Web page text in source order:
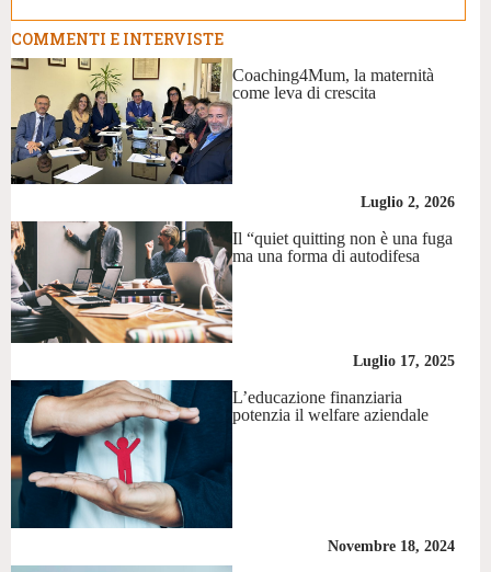
COMMENTI E INTERVISTE
Coaching4Mum, la maternità
come leva di crescita
Luglio 2, 2026
Il “quiet quitting non è una fuga
ma una forma di autodifesa
Luglio 17, 2025
L’educazione finanziaria
potenzia il welfare aziendale
Novembre 18, 2024